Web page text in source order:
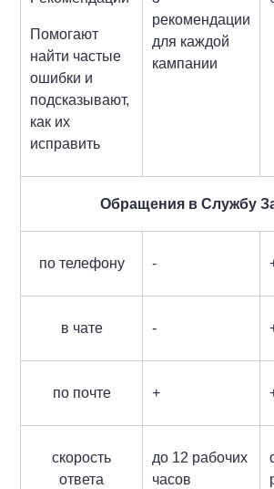
Помогают
найти частые
ошибки и
подсказывают,
как их
исправить
рекомендации
для каждой
кампании
Обращения в Службу
по телефону -
в чате -
по почте +
скорость
ответа
до 12 рабочих
часов